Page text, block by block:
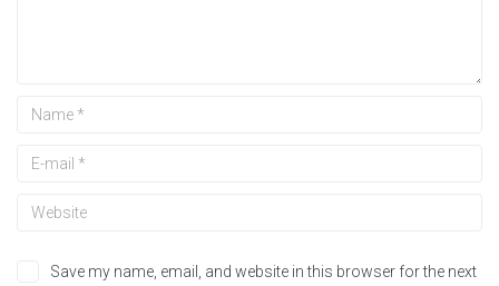
Save my name, email, and website in this browser for the next